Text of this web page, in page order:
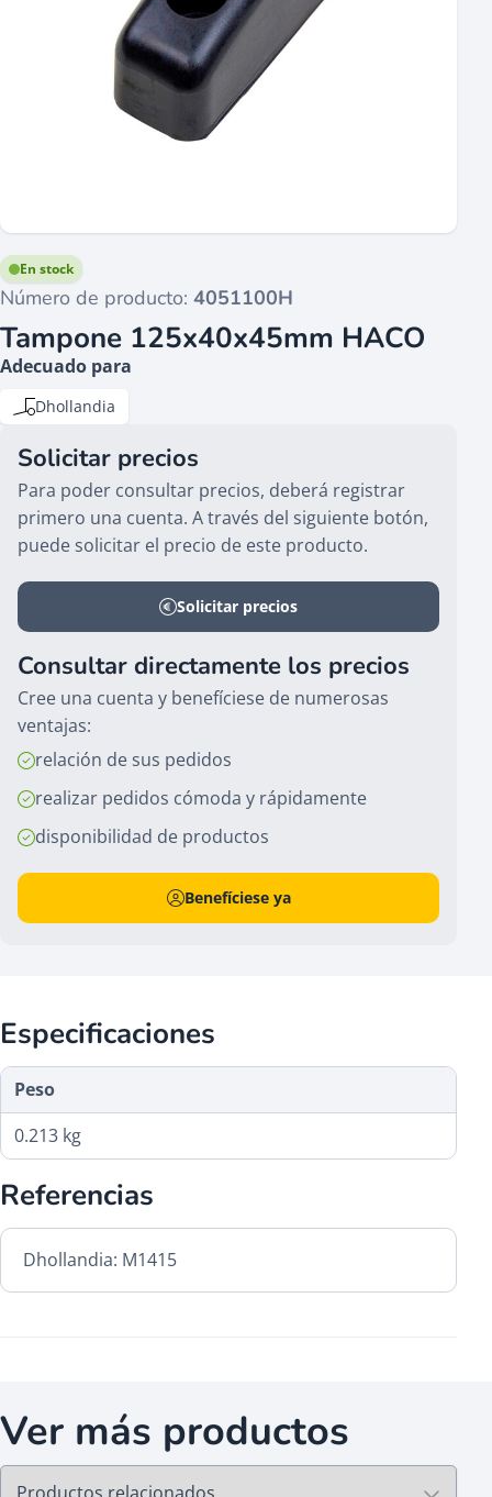
Número de producto: 4051100H
En stock
Tampone 125x40x45mm HACO
Adecuado para
Dhollandia
Solicitar precios
Para poder consultar precios, deberá registrar
primero una cuenta. A través del siguiente botón,
puede solicitar el precio de este producto.
Solicitar precios
Consultar directamente los precios
Cree una cuenta y benefíciese de numerosas
ventajas:
relación de sus pedidos
realizar pedidos cómoda y rápidamente
disponibilidad de productos
Benefíciese ya
Especificaciones
Peso
0.213 kg
Referencias
Dhollandia: M1415
Ver más productos